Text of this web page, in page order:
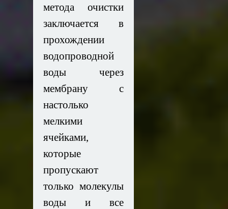
метода очистки
заключается в
прохождении
водопроводной
воды через
мембрану с
настолько
мелкими
ячейками,
которые
пропускают
только молекулы
воды и все